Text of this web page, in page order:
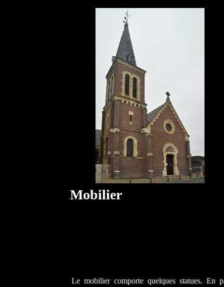
Mobilier
Le mobilier comporte quelques statues. En